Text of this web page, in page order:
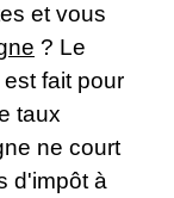
et vous
? Le
fait pour
taux
ne court
d'impôt à